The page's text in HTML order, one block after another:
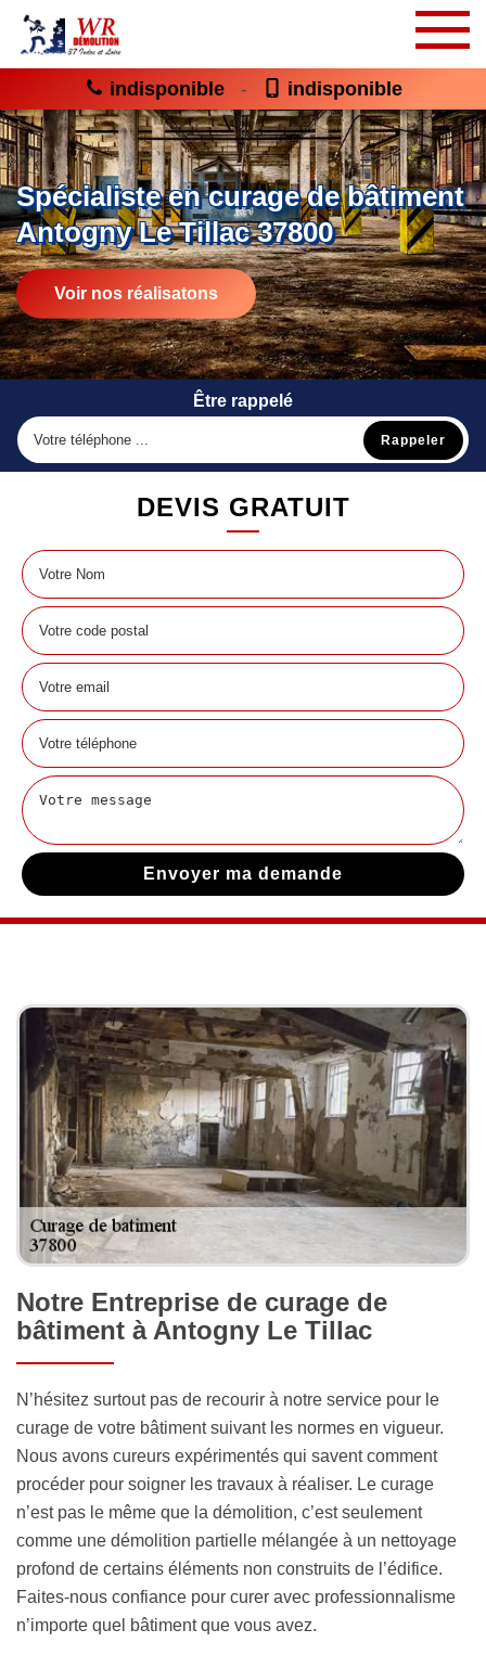
indisponible - indisponible
Spécialiste en curage de bâtiment
Antogny Le Tillac 37800
Voir nos réalisatons
Être rappelé
DEVIS GRATUIT
Notre Entreprise de curage de
bâtiment à Antogny Le Tillac
N’hésitez surtout pas de recourir à notre service pour le
curage de votre bâtiment suivant les normes en vigueur.
Nous avons cureurs expérimentés qui savent comment
procéder pour soigner les travaux à réaliser. Le curage
n’est pas le même que la démolition, c’est seulement
comme une démolition partielle mélangée à un nettoyage
profond de certains éléments non construits de l’édifice.
Faites-nous confiance pour curer avec professionnalisme
n’importe quel bâtiment que vous avez.